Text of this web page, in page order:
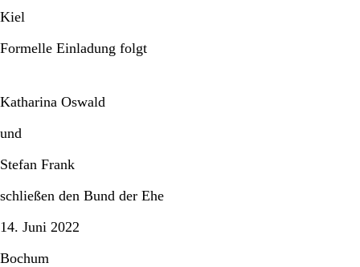
Kiel
Formelle Einladung folgt
Katharina Oswald
und
Stefan Frank
schließen den Bund der Ehe
14. Juni 2022
Bochum